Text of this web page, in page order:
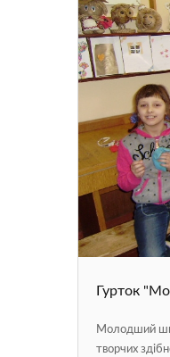
Гурток
Молодший
творчих